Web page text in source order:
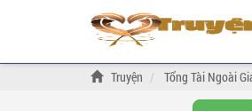
Truyện Tổng Tài Ngoài